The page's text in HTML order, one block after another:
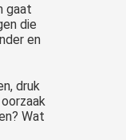
gaat
die
en
druk
Wat